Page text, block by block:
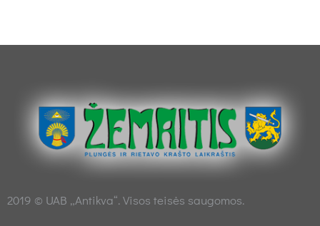
2019 © UAB „Antikva“. Visos teisės saugomos.